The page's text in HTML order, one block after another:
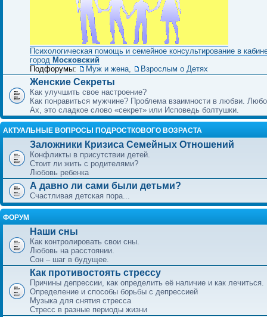
Психологическая помощь и семейное консультирование в
город Московский
Подфорумы:
Муж и жена, Взрослым о Детях
Женские Секреты
Как улучшить свое настроение?
Как понравиться мужчине? Проблема взаимности в любви.
Ах, это сладкое слово «секрет» или Исповедь болтушки.
АКТУАЛЬНЫЕ ВОПРОСЫ ПОДРОСТКОВОГО ВОЗРАСТА
Заложники Кризиса Семейных Отношений
Конфликты в присутствии детей.
Стоит ли жить с родителями?
Любовь ребенка
А давно ли сами были детьми?
Счастливая детская пора...
ФОРУМ
Наши сны
Как контролировать свои сны.
Любовь на расстоянии.
Сон – шаг в будущее.
Как противостоять стрессу
Причины депрессии, как определить её наличие и как лечиться.
Определение и способы борьбы с депрессией
Музыка для снятия стресса
Стресс в разные периоды жизни